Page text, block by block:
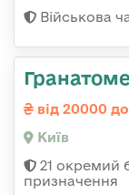
Військова
від 20000
Київ
21 окремий
призначення